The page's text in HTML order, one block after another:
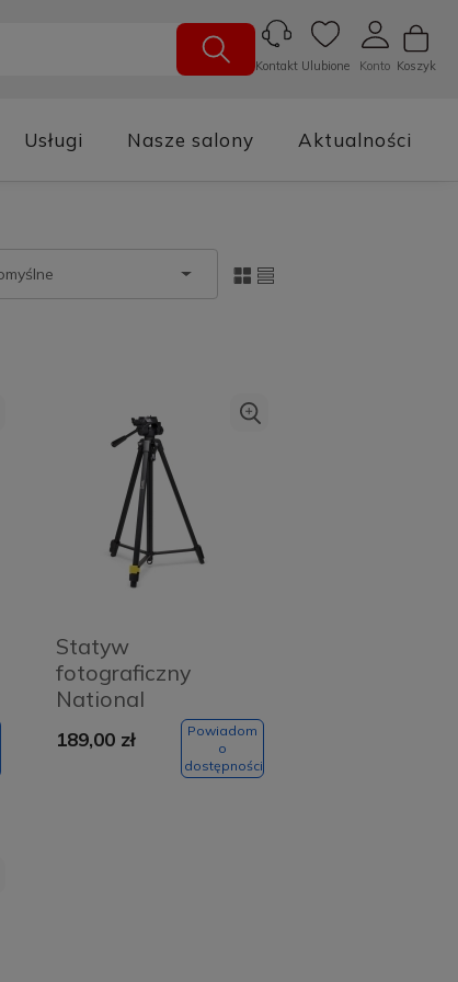
Koszyk
Konto
Ulubione
Kontakt
Usługi Nasze salony Aktualności
Statyw
fotograficzny
National
Geographic large
189,00 zł
Powiadom
o
dostępności